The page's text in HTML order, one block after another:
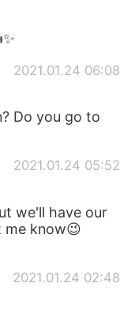
2021.01.24 06:08
Do you go to
2021.01.24 05:52
we'll have our
me know😉
2021.01.24 02:48